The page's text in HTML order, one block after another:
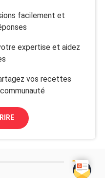
facilement et
expertise et aidez
vos recettes